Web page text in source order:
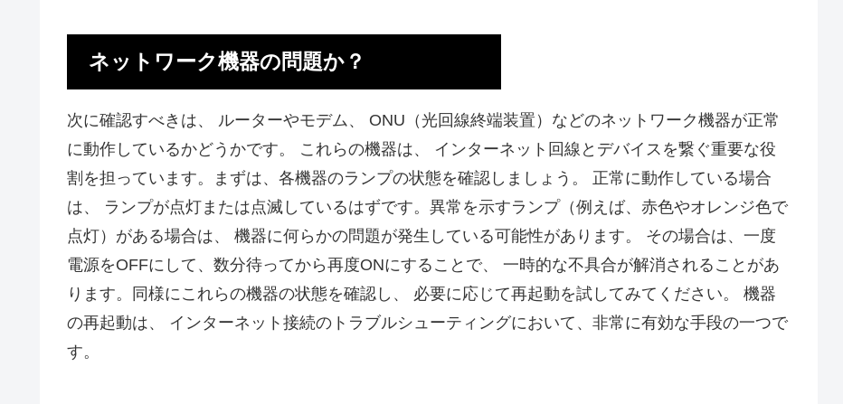
ネットワーク機器の問題か？
次に確認すべきは、 ルーターやモデム、 ONU（光回線終端装置）などのネットワーク機器が正常
に動作しているかどうかです。 これらの機器は、 インターネット回線とデバイスを繋ぐ重要な役
割を担っています。まずは、各機器のランプの状態を確認しましょう。 正常に動作している場合
は、 ランプが点灯または点滅しているはずです。異常を示すランプ（例えば、赤色やオレンジ色で
点灯）がある場合は、 機器に何らかの問題が発生している可能性があります。 その場合は、一度
電源をOFFにして、数分待ってから再度ONにすることで、 一時的な不具合が解消されることがあ
ります。同様にこれらの機器の状態を確認し、 必要に応じて再起動を試してみてください。 機器
の再起動は、 インターネット接続のトラブルシューティングにおいて、非常に有効な手段の一つで
す。